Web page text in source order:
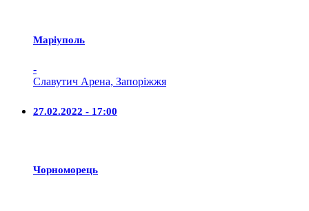
Маріуполь
-
Славутич Арена, Запоріжжя
27.02.2022 - 17:00
Чорноморець